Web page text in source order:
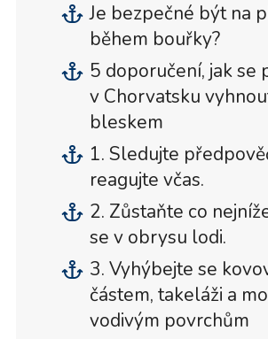
Je bezpečné být na
během bouřky?
5 doporučení, jak se
v Chorvatsku
bleskem
1. Sledujte
reagujte včas.
2. Zůstaňte co
se v obrysu lodi.
3. Vyhýbejte se
částem, takeláži a
vodivým povrchům